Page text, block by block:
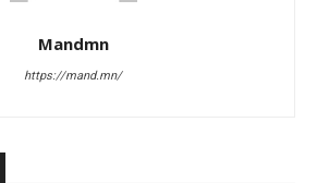
Mandmn
https://mand.mn/